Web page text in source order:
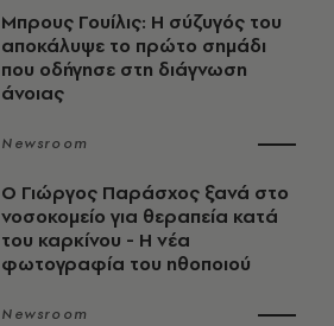
Μπρους Γουίλις: Η σύζυγός του
αποκάλυψε το πρώτο σημάδι
που οδήγησε στη διάγνωση
άνοιας
Newsroom
O Γιώργος Παράσχος ξανά στο
νοσοκομείο για θεραπεία κατά
του καρκίνου - Η νέα
φωτογραφία του ηθοποιού
Newsroom